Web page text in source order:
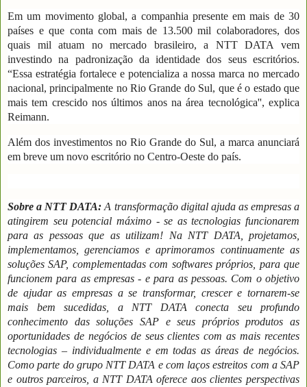
Em um movimento global, a companhia presente em mais de 30
países e que conta com mais de 13.500 mil colaboradores, dos
quais mil atuam no mercado brasileiro, a NTT DATA vem
investindo na padronização da identidade dos seus escritórios.
“Essa estratégia fortalece e potencializa a nossa marca no mercado
nacional, principalmente no Rio Grande do Sul, que é o estado que
mais tem crescido nos últimos anos na área tecnológica'', explica
Reimann.
Além dos investimentos no Rio Grande do Sul, a marca anunciará
em breve um novo escritório no Centro-Oeste do país.
Sobre a NTT DATA: A transformação digital ajuda as empresas a
atingirem seu potencial máximo - se as tecnologias funcionarem
para as pessoas que as utilizam! Na NTT DATA, projetamos,
implementamos, gerenciamos e aprimoramos continuamente as
soluções SAP, complementadas com softwares próprios, para que
funcionem para as empresas - e para as pessoas. Com o objetivo
de ajudar as empresas a se transformar, crescer e tornarem-se
mais bem sucedidas, a NTT DATA conecta seu profundo
conhecimento das soluções SAP e seus próprios produtos as
oportunidades de negócios de seus clientes com as mais recentes
tecnologias – individualmente e em todas as áreas de negócios.
Como parte do grupo NTT DATA e com laços estreitos com a SAP
e outros parceiros, a NTT DATA oferece aos clientes perspectivas